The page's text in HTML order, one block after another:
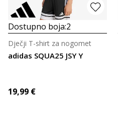
Dostupno boja:2
adidas SQUA25 JSY Y
Dječji T-shirt za nogomet
19,99 €